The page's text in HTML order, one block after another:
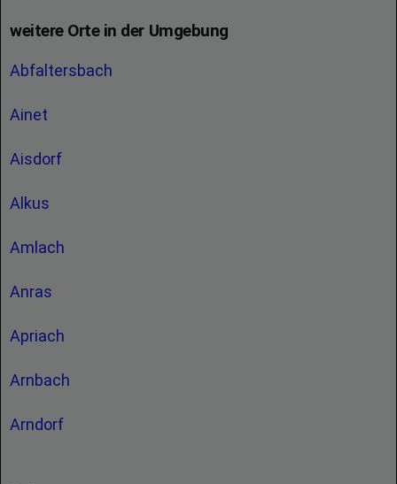
weitere Orte in der Umgebung
Abfaltersbach
Ainet
Aisdorf
Alkus
Amlach
Anras
Apriach
Arnbach
Arndorf